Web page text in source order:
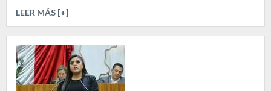
LEER MÁS [+]